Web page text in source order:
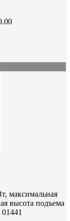
максимальная
высота подъема